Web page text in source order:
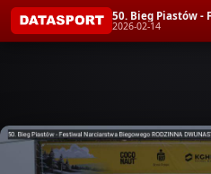
2026-02-14